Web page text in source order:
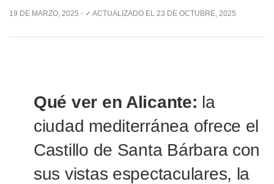
19 DE MARZO, 2025 - ✓ ACTUALIZADO EL 23 DE OCTUBRE, 2025
Qué ver en Alicante: la
ciudad mediterránea ofrece el
Castillo de Santa Bárbara con
sus vistas espectaculares, la